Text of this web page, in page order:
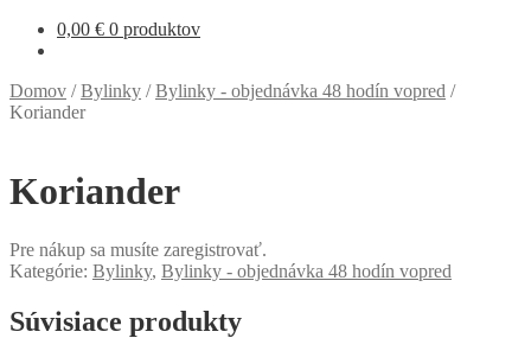
0,00 € 0 produktov
Domov /Bylinky /Bylinky - objednávka 48 hodín vopred /
Koriander
Koriander
Pre nákup sa musíte zaregistrovať.
Kategórie: Bylinky, Bylinky - objednávka 48 hodín vopred
Súvisiace produkty